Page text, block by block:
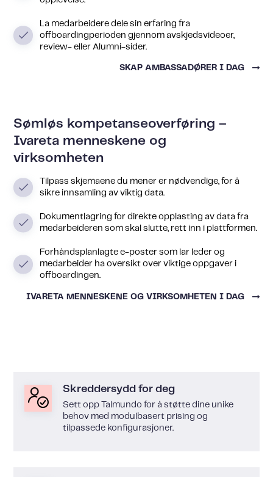
La medarbeidere dele sin erfaring fra
offboardingperioden gjennom avskjedsvideoer,
review- eller Alumni-sider.
SKAP AMBASSADØRER I DAG
Sømløs kompetanseoverføring –
Ivareta menneskene og
virksomheten
Tilpass skjemaene du mener er nødvendige, for å
sikre innsamling av viktig data.
Dokumentlagring for direkte opplasting av data fra
medarbeideren som skal slutte, rett inn i plattformen.
Forhåndsplanlagte e-poster som lar leder og
medarbeider ha oversikt over viktige oppgaver i
offboardingen.
IVARETA MENNESKENE OG VIRKSOMHETEN I DAG
Skreddersydd for deg
Sett opp Talmundo for å støtte dine unike
behov med modulbasert prising og
tilpassede konfigurasjoner.